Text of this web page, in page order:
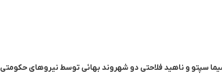
سپتو و ناهید فلاحتی دو شهروند بهائی توسط نیروهای حکومتی